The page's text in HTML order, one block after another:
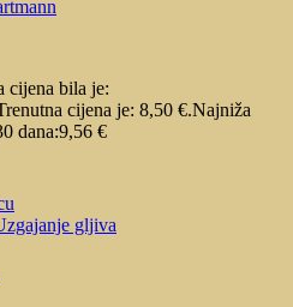
cijena bila je:
cijena je: 8,50 €.Najniža
dana:9,56 €